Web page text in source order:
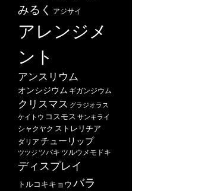
みるく アジサイ
アレンジメ
ント
アンスリウム
オンシジウム ギガンジウム
クリスマス グラジオラス
ケイトウ コスモス サンキライ
シャクヤク ストレリチア
ダリア チューリップ
ツツジ ツバキ ツルウメモドキ
ディスプレイ
トルコキキョウ バラ